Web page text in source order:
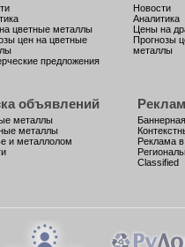
цветные металлы
цен на цветные
предложения
Новости
Аналитика
Цены на
Прогнозы
металлы
объявлений
металлы
металлы
и металлолом
Реклама
Classified